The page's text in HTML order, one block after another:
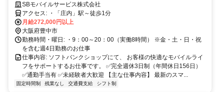
SBモバイルサービス株式会社
アクセス: ・「庄内」駅～徒歩1分
月給272,000円以上
大阪府豊中市
勤務時間・曜日: ・9：00～20：00（実働8時間） ※金・土・日・祝
を含む週4日勤務のお仕事
仕事内容: ソフトバンクショップにて、 お客様の快適なモバイルライ
フをサポートするお仕事です。 ✅完全週休3日制（年間休日156日）
✅通勤手当有 ✅未経験者大歓迎 【主な仕事内容】 最新のスマ...
固定時間制 残業なし 交通費支給 シフト制